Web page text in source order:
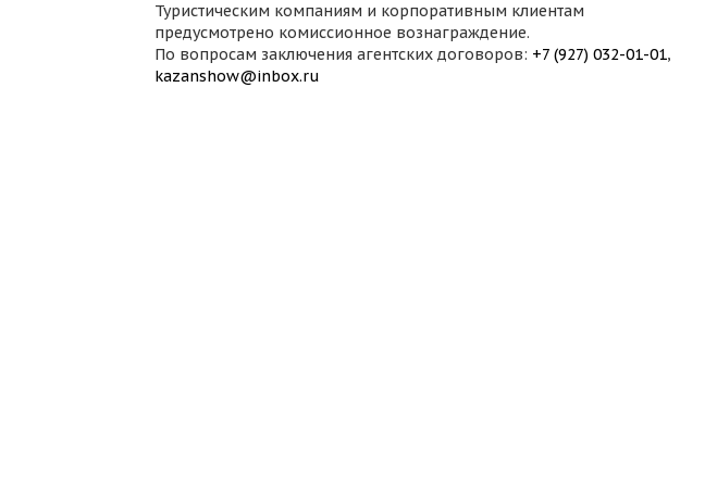
Туристическим компаниям и корпоративным клиентам
предусмотрено комиссионное вознаграждение.
По вопросам заключения агентских договоров: +7 (927) 032-01-01,
kazanshow@inbox.ru